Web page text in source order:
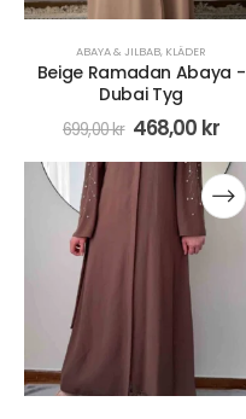
ABAYA & JILBAB, KLÄDER
Beige Ramadan Abaya -
Dubai Tyg
699,00kr 468,00 kr